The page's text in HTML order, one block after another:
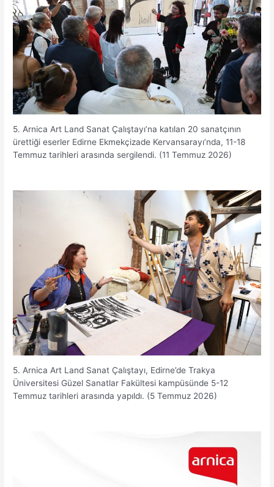
5. Arnica Art Land Sanat Çalıştayı’na katılan 20 sanatçının
ürettiği eserler Edirne Ekmekçizade Kervansarayı’nda, 11-18
Temmuz tarihleri arasında sergilendi. (11 Temmuz 2026)
5. Arnica Art Land Sanat Çalıştayı, Edirne’de Trakya
Üniversitesi Güzel Sanatlar Fakültesi kampüsünde 5-12
Temmuz tarihleri arasında yapıldı. (5 Temmuz 2026)